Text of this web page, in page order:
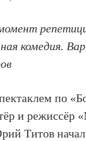
комедия.
по
и режиссёр
Титов